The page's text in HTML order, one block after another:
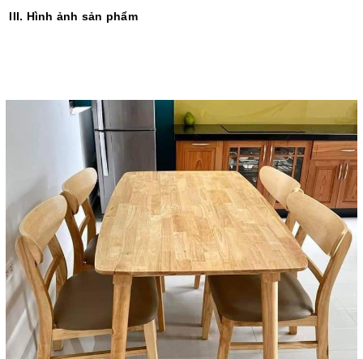
III. Hình ảnh sản phẩm